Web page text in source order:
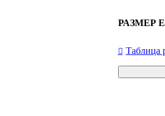
РАЗМЕР
Таблица